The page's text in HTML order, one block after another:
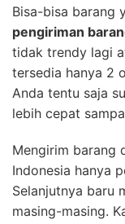
Bisa-bisa barang
pengiriman
tidak trendy lagi
tersedia hanya 2
Anda tentu saja
lebih cepat
Mengirim barang
Indonesia hanya
Selanjutnya baru
masing-masing.